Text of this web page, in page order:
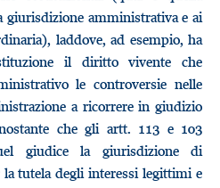
giurisdizione amministrativa e ai
laddove, ad esempio, ha
il diritto vivente che
le controversie nelle
a ricorrere in giudizio
che gli artt. 113 e 103
giudice la giurisdizione di
tutela degli interessi legittimi e